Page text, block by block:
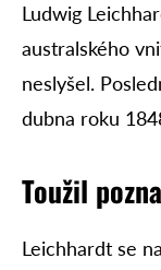
Ludwig
australského
neslyšel.
dubna roku
Toužil
Leichhardt se